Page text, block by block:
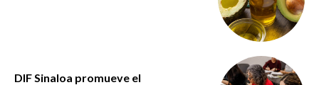
DIF Sinaloa promueve el